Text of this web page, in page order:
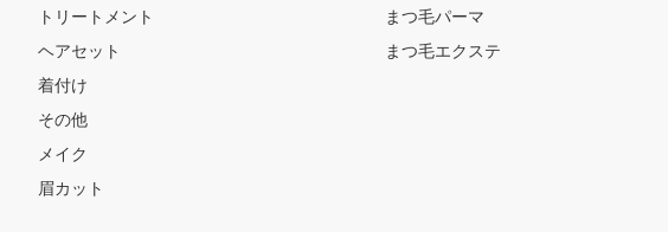
トリートメント
ヘアセット
着付け
その他
メイク
眉カット
まつ毛パーマ
まつ毛エクステ